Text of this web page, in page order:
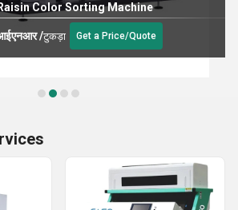
Color Sorting Machine
/टुकड़ा Get a Price/Quote